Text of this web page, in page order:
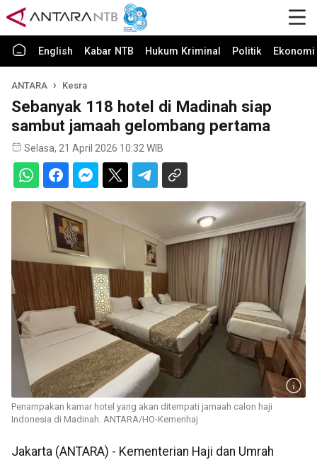
English Kabar NTB Hukum Kriminal Politik
ANTARA Kesra
Sebanyak 118 hotel di Madinah siap
sambut jamaah gelombang pertama
Selasa, 21 April 2026 10:32 WIB
Penampakan kamar hotel yang akan ditempati jamaah calon haji
Indonesia di Madinah. ANTARA/HO-Kemenhaj
Jakarta (ANTARA) - Kementerian Haji dan Umrah